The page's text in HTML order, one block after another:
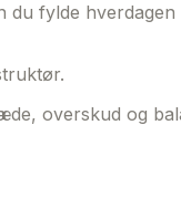
fylde
overskud og